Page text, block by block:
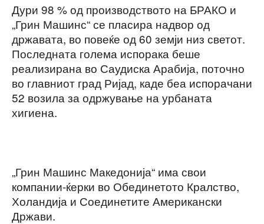
Дури 98 % од производството на БРАКО и
„Грин Машинс“ се пласира надвор од
државата, во повеќе од 60 земји низ светот.
Последната голема испорака беше
реализирана во Саудиска Арабија, поточно
во главниот град Ријад, каде беа испорачани
52 возила за одржување на урбаната
хигиена.
„Грин Машинс Македонија“ има свои
компании-ќерки во Обединетото Кралство,
Холандија и Соединетите Американски
Држави.